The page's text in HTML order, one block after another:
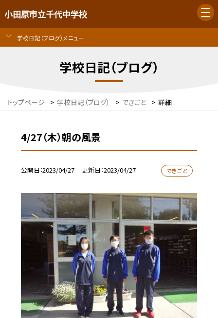
小田原市立千代中学校
学校日記（ブログ）メニュー
学校日記（ブログ）
トップページ > 学校日記（ブログ） > できごと > 詳細
4/27（木）朝の風景
公開日 2023/04/27 更新日 2023/04/27 できごと